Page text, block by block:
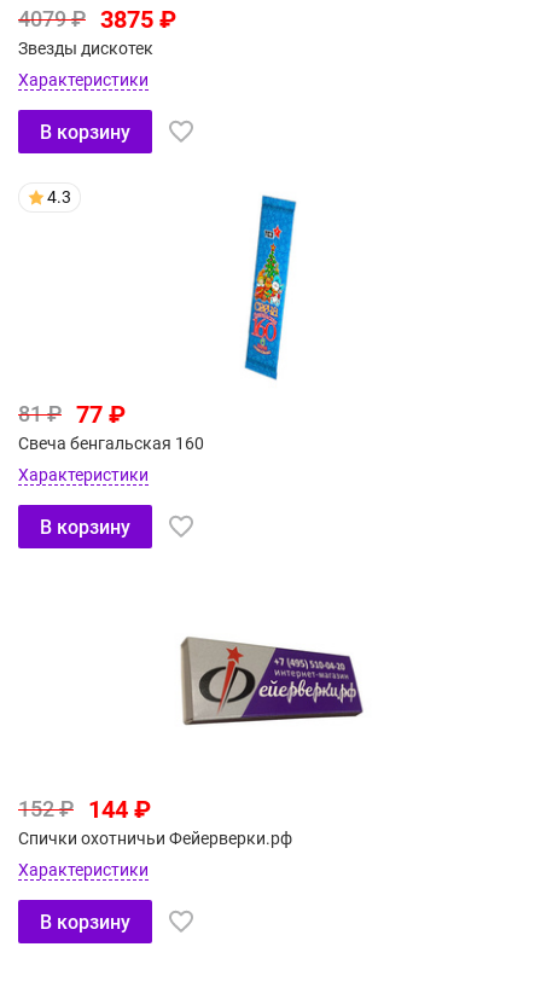
4079 ₽ 3875 ₽
Звезды дискотек
Характеристики
В корзину
4.3
81 ₽ 77 ₽
Свеча бенгальская 160
Характеристики
В корзину
152 ₽ 144 ₽
Спички охотничьи Фейерверки.рф
Характеристики
В корзину